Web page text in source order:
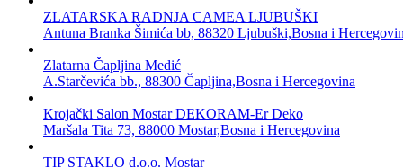
ZLATARSKA RADNJA CAMEA LJUBUŠKI
Antuna Branka Šimića bb, 88320 Ljubuški,Bosna i
Zlatarna Čapljina Medić
A.Starčevića bb., 88300 Čapljina,Bosna i Hercegovina
Krojački Salon Mostar DEKORAM-Er Deko
Maršala Tita 73, 88000 Mostar,Bosna i Hercegovina
TIP STAKLO d.o.o. Mostar